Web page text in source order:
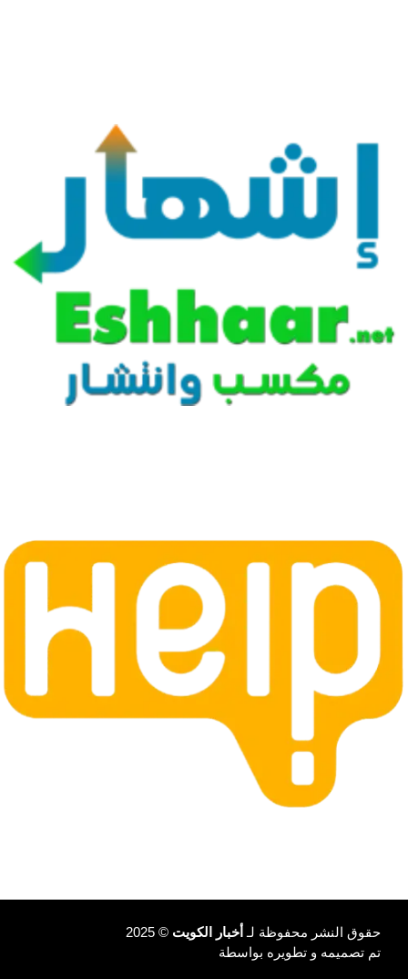
حقوق النشر محفوظة لـ أخبار الكويت © 2025
تم تصميمه و تطويره بواسطة